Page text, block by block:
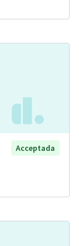
Acceptada